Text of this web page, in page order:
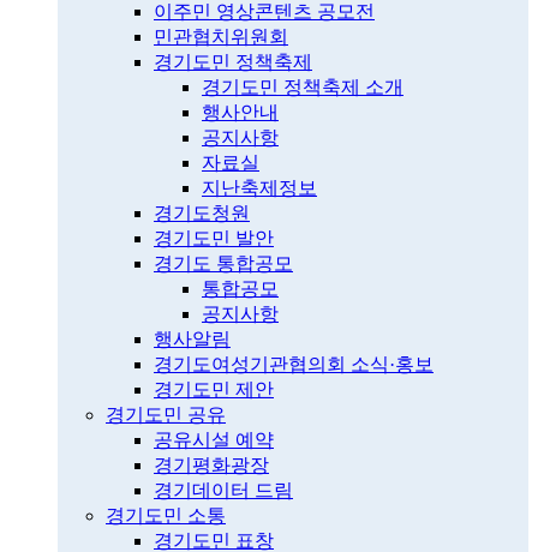
이주민 영상콘텐츠 공모전
민관협치위원회
경기도민 정책축제
경기도민 정책축제 소개
행사안내
공지사항
자료실
지난축제정보
경기도청원
경기도민 발안
경기도 통합공모
통합공모
공지사항
행사알림
경기도여성기관협의회 소식·홍보
경기도민 제안
경기도민 공유
공유시설 예약
경기평화광장
경기데이터 드림
경기도민 소통
경기도민 표창